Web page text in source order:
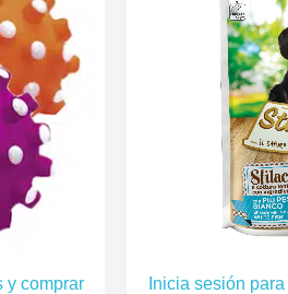
y comprar Inicia sesión